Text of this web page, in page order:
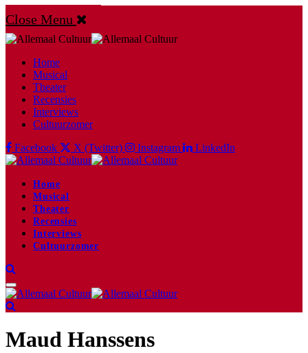
Close Menu
Home
Musical
Theater
Recensies
Interviews
Cultuurzomer
Facebook
X (Twitter) Instagram LinkedIn
Home
Musical
Theater
Recensies
Interviews
Cultuurzomer
Maud Hanssens